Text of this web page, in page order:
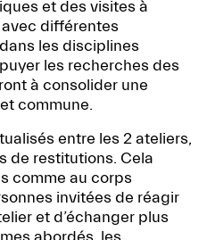
et des visites à
différentes
les disciplines
les recherches des
à consolider une
commune.
entre les 2 ateliers,
de restitutions. Cela
comme au corps
invitées de réagir
et d’échanger plus